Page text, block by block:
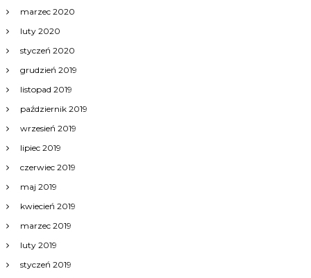
marzec 2020
luty 2020
styczeń 2020
grudzień 2019
listopad 2019
październik 2019
wrzesień 2019
lipiec 2019
czerwiec 2019
maj 2019
kwiecień 2019
marzec 2019
luty 2019
styczeń 2019